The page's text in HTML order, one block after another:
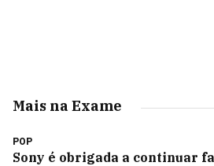
Mais na Exame
POP
Sony é obrigada a continuar